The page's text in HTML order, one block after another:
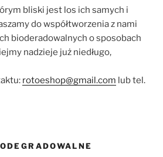
bliski jest los ich samych i
do współtworzenia z nami
bioderadowalnych o sposobach
nadzieje już niedługo,
rotoeshop@gmail.com lub tel.